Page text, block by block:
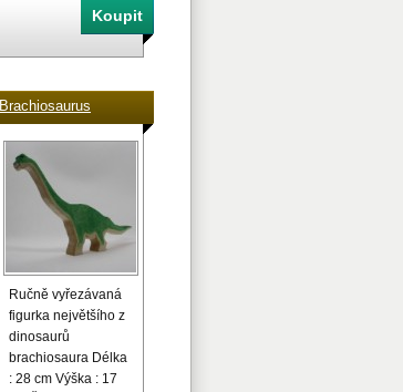
Brachiosaurus
Ručně vyřezávaná
figurka největšího z
dinosaurů
brachiosaura Délka
: 28 cm Výška : 17